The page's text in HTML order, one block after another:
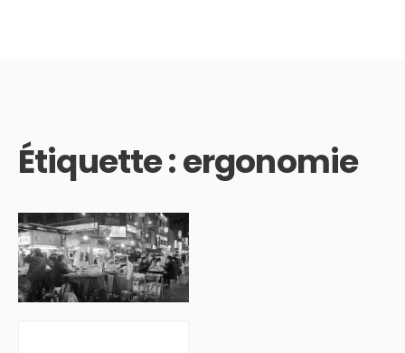
Étiquette :ergonomie